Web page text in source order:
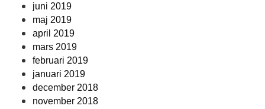
juni 2019
maj 2019
april 2019
mars 2019
februari 2019
januari 2019
december 2018
november 2018